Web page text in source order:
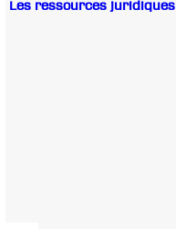
Les ressources juridiques